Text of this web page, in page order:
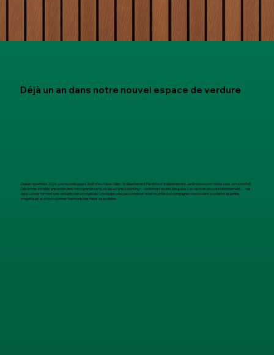
Déjà un an dans notre nouvel espace de verdure
Depuis novembre 2024, une nouvelle page s’écrit chez Fleurs Gilles : le département Fleuriste et le département Jardinerie se sont réunis sous un même toit.
Désormais installés ensemble dans notre grande serre, située au fond du parking — facilement accessible grâce à un vaste espace de stationnement — nos
deux univers forment une véritable maison végétale. Une équipe unie, passionnée et créative, prête à accompagner chacun dans la création de jardins
magnifiques et à faire rayonner l’harmonie des fleurs au quotidien.